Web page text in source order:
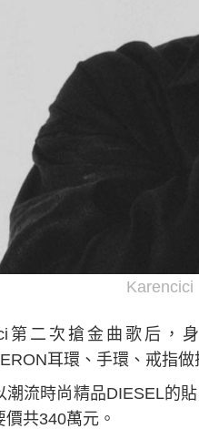
Karencici
第二次搶金曲歌后，
耳環、手環、戒指做
潮流時尚精品DIESEL的
價共340萬元。